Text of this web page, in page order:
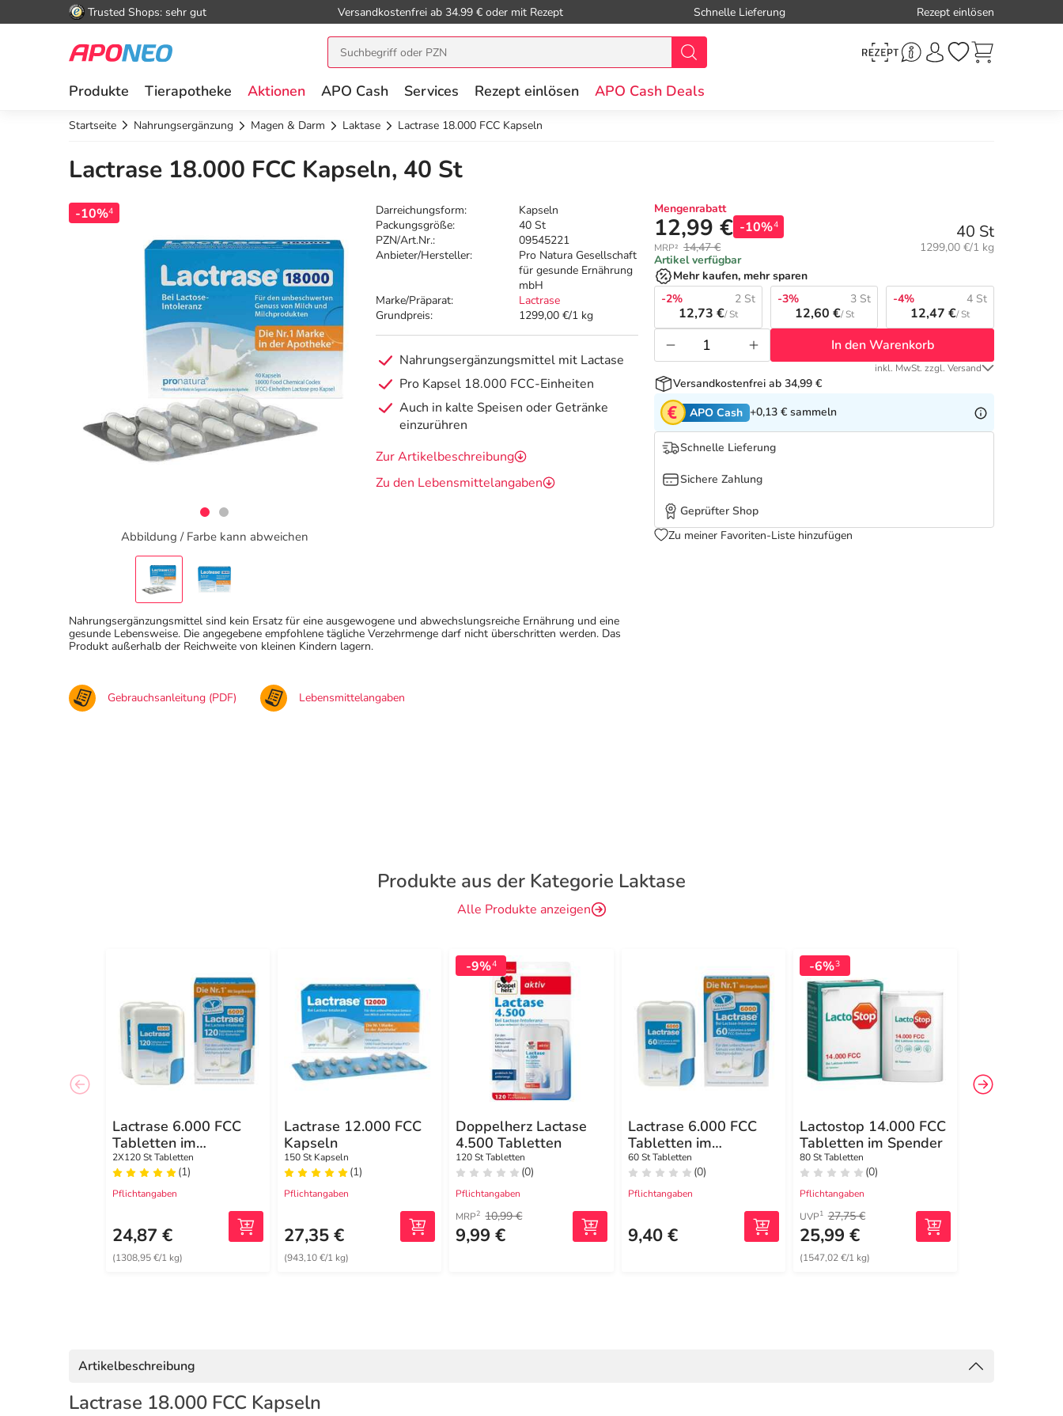
Trusted Shops: sehr gut Versandkostenfrei ab 34.99 € oder mit Rezept Schnelle Lieferung Rezept einlösen
Produkte Tierapotheke Aktionen APO Cash Services Rezept einlösen APO Cash Deals
Startseite Nahrungsergänzung Magen & Darm Laktase Lactrase 18.000 FCC Kapseln
Lactrase 18.000 FCC Kapseln, 40 St
-10%4
Abbildung / Farbe kann abweichen
Darreichungsform:
Kapseln
Packungsgröße:
40 St
PZN/Art.Nr.:
09545221
Anbieter/Hersteller:
Pro Natura Gesellschaft
für gesunde Ernährung
mbH
Marke/Präparat:
Lactrase
Grundpreis:
1299,00 €/1 kg
Nahrungsergänzungsmittel mit Lactase
Pro Kapsel 18.000 FCC-Einheiten
Auch in kalte Speisen oder Getränke
einzurühren
Zur Artikelbeschreibung
Zu den Lebensmittelangaben
Mengenrabatt
12,99 € -10%4
MRP² 14,47 €
40 St
Grundpreis:
1299,00 €/1 kg
Artikel verfügbar
Mehr kaufen, mehr sparen
-2%
2 St
12,73 €/ St
-3% 3 St
12,60 €/ St
-4% 4 St
12,47 €/ St
In den Warenkorb
inkl. MwSt. zzgl. Versand
Versandkostenfrei ab 34,99 €
APO Cash +0,13 € sammeln
Schnelle Lieferung
Sichere Zahlung
Geprüfter Shop
Zu meiner Favoriten-Liste hinzufügen
Nahrungsergänzungsmittel sind kein Ersatz für eine ausgewogene und abwechslungsreiche Ernährung und eine
gesunde Lebensweise. Die angegebene empfohlene tägliche Verzehrmenge darf nicht überschritten werden. Das
Produkt außerhalb der Reichweite von kleinen Kindern lagern.
Gebrauchsanleitung (PDF) Lebensmittelangaben
Produkte aus der Kategorie Laktase
Alle Produkte anzeigen
Lactrase 6.000 FCC
Tabletten im
Klickspender
Doppelpack
2X120 St Tabletten
(1)
Pflichtangaben
24,87 €
(1308,95 €/1 kg)
Lactrase 12.000 FCC
Kapseln
150 St Kapseln
(1)
Pflichtangaben
27,35 €
(943,10 €/1 kg)
-9%4
Doppelherz Lactase
4.500 Tabletten
120 St Tabletten
(0)
Pflichtangaben
MRP2 10,99 €
9,99 €
Lactrase 6.000 FCC
Tabletten im
Klickspender
60 St Tabletten
(0)
Pflichtangaben
9,40 €
-6%3
Lactostop 14.000 FCC
Tabletten im Spender
80 St Tabletten
(0)
Pflichtangaben
UVP1 27,75 €
25,99 €
(1547,02 €/1 kg)
Artikelbeschreibung
Lactrase 18.000 FCC Kapseln